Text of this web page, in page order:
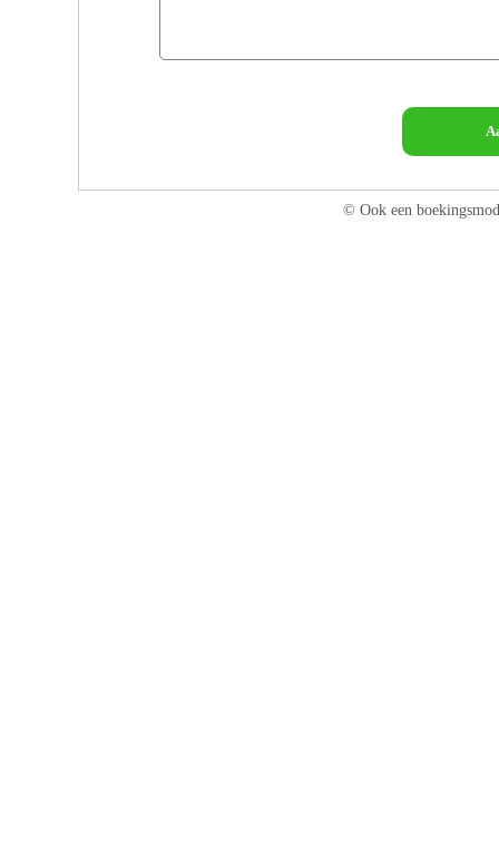
© Ook een